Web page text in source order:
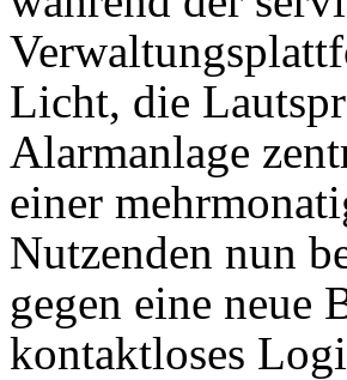
Licht, die
Alarmanlage
einer
Nutzenden nun
gegen eine neue
kontaktloses